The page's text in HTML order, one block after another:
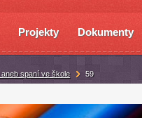
Projekty Dokumenty
spaní ve škole 59